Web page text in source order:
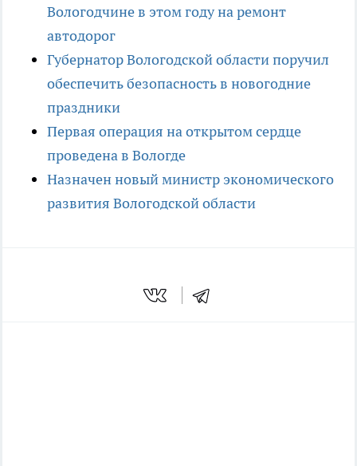
Вологодчине в этом году на ремонт
автодорог
Губернатор Вологодской области поручил
обеспечить безопасность в новогодние
праздники
Первая операция на открытом сердце
проведена в Вологде
Назначен новый министр экономического
развития Вологодской области